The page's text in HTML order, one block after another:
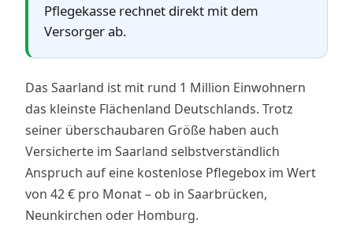
Pflegekasse rechnet direkt mit dem
Versorger ab.
Das Saarland ist mit rund 1 Million Einwohnern
das kleinste Flächenland Deutschlands. Trotz
seiner überschaubaren Größe haben auch
Versicherte im Saarland selbstverständlich
Anspruch auf eine kostenlose Pflegebox im Wert
von 42 € pro Monat – ob in Saarbrücken,
Neunkirchen oder Homburg.